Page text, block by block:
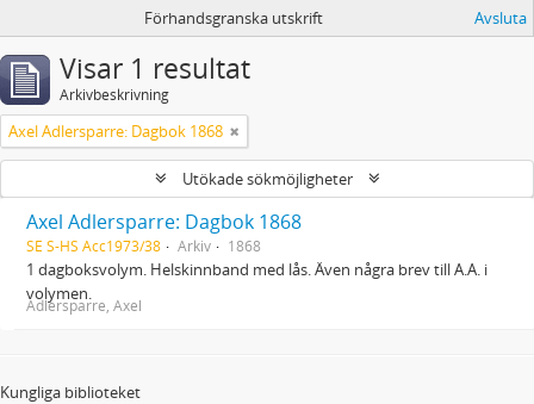
Förhandsgranska utskrift Avsluta
Visar 1 resultat
Arkivbeskrivning
Axel Adlersparre: Dagbok 1868
Utökade sökmöjligheter
Axel Adlersparre: Dagbok 1868
SE S-HS Acc1973/38 Arkiv 1868
1 dagboksvolym. Helskinnband med lås. Även några brev till A.A. i
volymen.
Adlersparre, Axel
Kungliga biblioteket